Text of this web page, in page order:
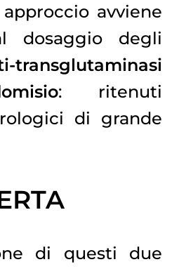
avviene
dosaggio degli
transglutaminasi
: ritenuti
di grande
di questi due